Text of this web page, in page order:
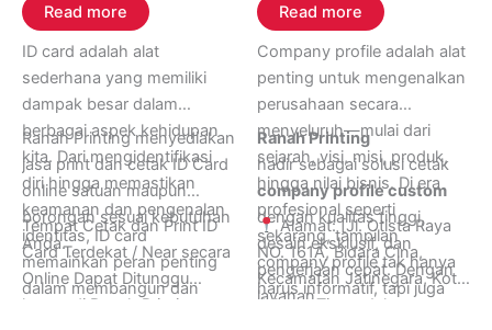
Read more
ID card adalah alat
sederhana yang memiliki
dampak besar dalam
berbagai aspek kehidupan
kita. Dari mengidentifikasi
diri hingga memastikan
keamanan dan pengenalan
identitas, ID card
memainkan peran penting
dalam membangun dan
Ranah Printing menyediakan
jasa print dan cetak ID Card
online satuan maupun
borongan sesuai kebutuhan
Anda.
Tempat Cetak dan Print ID
Card Terdekat / Near secara
Online Dapat Ditunggu
hanya di Ranah Printing,
Read more
Company profile adalah alat
penting untuk mengenalkan
perusahaan secara
menyeluruh—mulai dari
sejarah, visi, misi, produk,
hingga nilai bisnis. Di era
profesional seperti
sekarang, tampilan
company profile tak hanya
harus informatif, tapi juga
Ranah Printing
hadir sebagai solusi cetak
company profile custom
dengan kualitas tinggi,
desain eksklusif, dan
pengerjaan cepat. Dengan
layanan
Alamat: [Jl. Otista Raya
NO. 161A, Bidara Cina,
Kecamatan Jatinegara, Kota
Jakarta Timur, Jakarta